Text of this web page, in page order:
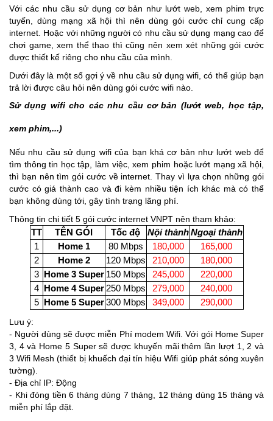
Với các nhu cầu sử dụng cơ bản như lướt web, xem phim trực
tuyến, dùng mạng xã hội thì nên dùng gói cước chỉ cung cấp
internet. Hoặc với những người có nhu cầu sử dụng mạng cao để
chơi game, xem thể thao thì cũng nên xem xét những gói cước
được thiết kế riêng cho nhu cầu của mình.
Dưới đây là một số gợi ý về nhu cầu sử dụng wifi, có thể giúp bạn
trả lời được câu hỏi nên dùng gói cước wifi nào.
Sử dụng wifi cho các nhu cầu cơ bản (lướt web, học tập,
xem phim,...)
Nếu nhu cầu sử dụng wifi của bạn khá cơ bản như lướt web để
tìm thông tin học tập, làm việc, xem phim hoặc lướt mạng xã hội,
thì bạn nên tìm gói cước về internet. Thay vì lựa chọn những gói
cước có giá thành cao và đi kèm nhiều tiện ích khác mà có thể
bạn không dùng tới, gây tình trạng lãng phí.
Thông tin chi tiết 5 gói cước internet VNPT nên tham khảo:
TT
TÊN GÓI Tốc độ Nội thành Ngoại thành
1
Home 1 80 Mbps 180,000
165,000
2
Home 2 120 Mbps 210,000
180,000
3 Home 3 Super 150 Mbps 245,000
220,000
4 Home 4 Super 250 Mbps 279,000
240,000
5 Home 5 Super 300 Mbps 349,000
290,000
Lưu ý:
- Người dùng sẽ được miễn Phí modem Wifi. Với gói Home Super
3, 4 và Home 5 Super sẽ được khuyến mãi thêm lần lượt 1, 2 và
3 Wifi Mesh (thiết bị khuếch đại tín hiệu Wifi giúp phát sóng xuyên
tường).
- Địa chỉ IP: Động
- Khi đóng tiền 6 tháng dùng 7 tháng, 12 tháng dùng 15 tháng và
miễn phí lắp đặt.